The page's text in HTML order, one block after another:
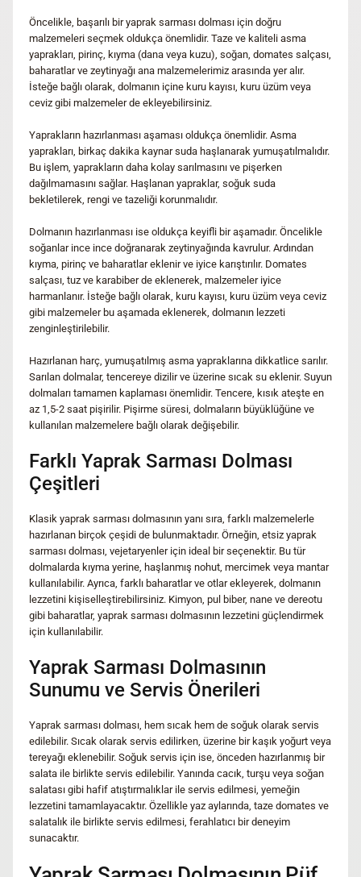
Öncelikle, başarılı bir yaprak sarması dolması için doğru
malzemeleri seçmek oldukça önemlidir. Taze ve kaliteli asma
yaprakları, pirinç, kıyma (dana veya kuzu), soğan, domates salçası,
baharatlar ve zeytinyağı ana malzemelerimiz arasında yer alır.
İsteğe bağlı olarak, dolmanın içine kuru kayısı, kuru üzüm veya
ceviz gibi malzemeler de ekleyebilirsiniz.
Yaprakların hazırlanması aşaması oldukça önemlidir. Asma
yaprakları, birkaç dakika kaynar suda haşlanarak yumuşatılmalıdır.
Bu işlem, yaprakların daha kolay sarılmasını ve pişerken
dağılmamasını sağlar. Haşlanan yapraklar, soğuk suda
bekletilerek, rengi ve tazeliği korunmalıdır.
Dolmanın hazırlanması ise oldukça keyifli bir aşamadır. Öncelikle
soğanlar ince ince doğranarak zeytinyağında kavrulur. Ardından
kıyma, pirinç ve baharatlar eklenir ve iyice karıştırılır. Domates
salçası, tuz ve karabiber de eklenerek, malzemeler iyice
harmanlanır. İsteğe bağlı olarak, kuru kayısı, kuru üzüm veya ceviz
gibi malzemeler bu aşamada eklenerek, dolmanın lezzeti
zenginleştirilebilir.
Hazırlanan harç, yumuşatılmış asma yapraklarına dikkatlice sarılır.
Sarılan dolmalar, tencereye dizilir ve üzerine sıcak su eklenir. Suyun
dolmaları tamamen kaplaması önemlidir. Tencere, kısık ateşte en
az 1,5-2 saat pişirilir. Pişirme süresi, dolmaların büyüklüğüne ve
kullanılan malzemelere bağlı olarak değişebilir.
Farklı Yaprak Sarması Dolması
Çeşitleri
Klasik yaprak sarması dolmasının yanı sıra, farklı malzemelerle
hazırlanan birçok çeşidi de bulunmaktadır. Örneğin, etsiz yaprak
sarması dolması, vejetaryenler için ideal bir seçenektir. Bu tür
dolmalarda kıyma yerine, haşlanmış nohut, mercimek veya mantar
kullanılabilir. Ayrıca, farklı baharatlar ve otlar ekleyerek, dolmanın
lezzetini kişiselleştirebilirsiniz. Kimyon, pul biber, nane ve dereotu
gibi baharatlar, yaprak sarması dolmasının lezzetini güçlendirmek
için kullanılabilir.
Yaprak Sarması Dolmasının
Sunumu ve Servis Önerileri
Yaprak sarması dolması, hem sıcak hem de soğuk olarak servis
edilebilir. Sıcak olarak servis edilirken, üzerine bir kaşık yoğurt veya
tereyağı eklenebilir. Soğuk servis için ise, önceden hazırlanmış bir
salata ile birlikte servis edilebilir. Yanında cacık, turşu veya soğan
salatası gibi hafif atıştırmalıklar ile servis edilmesi, yemeğin
lezzetini tamamlayacaktır. Özellikle yaz aylarında, taze domates ve
salatalık ile birlikte servis edilmesi, ferahlatıcı bir deneyim
sunacaktır.